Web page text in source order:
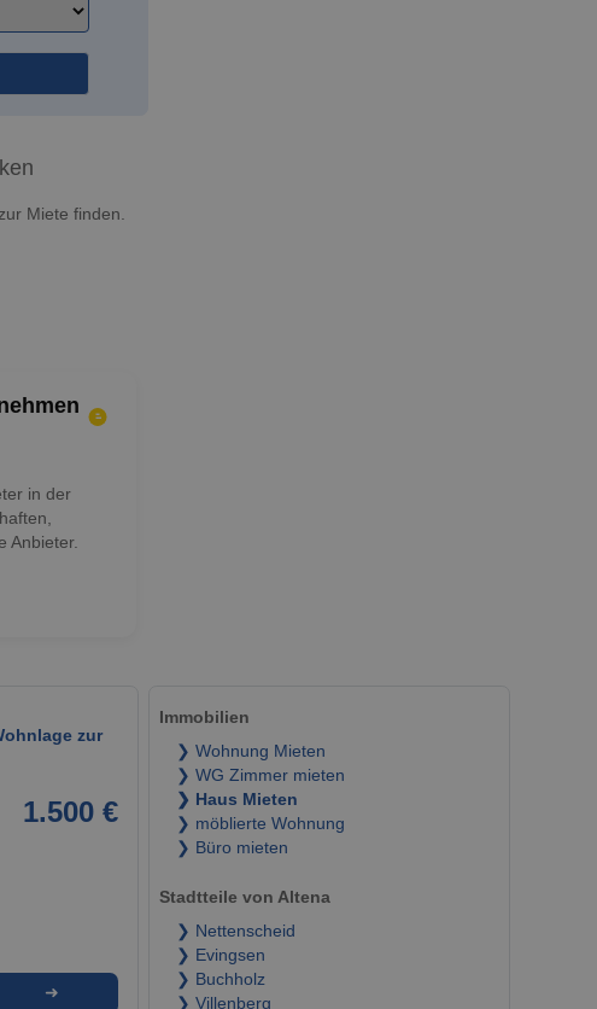
Miete finden.
in der
Anbieter.
zur
1.500 €
➜
Immobilien
❯ Wohnung Mieten
❯ WG Zimmer mieten
❯ Haus Mieten
❯ möblierte Wohnung
❯ Büro mieten
Stadtteile von Altena
❯ Nettenscheid
❯ Evingsen
❯ Buchholz
❯ Villenberg